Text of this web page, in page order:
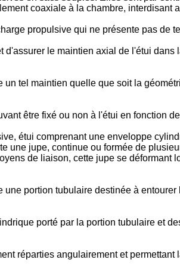
coaxiale à la chambre, interdisant
propulsive qui ne présente pas de
le maintien axial de l'étui dans
tel maintien quelle que soit la
être fixé ou non à l'étui en fonction
étui comprenant une enveloppe
une jupe, continue ou formée de
de liaison, cette jupe se
portion tubulaire destinée à
porté par la portion tubulaire et
réparties angulairement et